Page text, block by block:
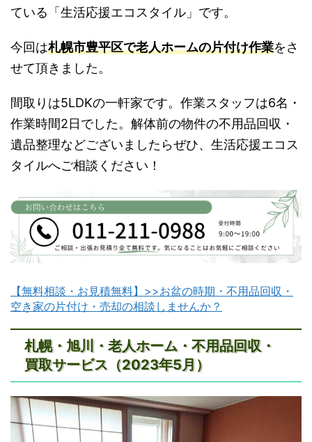
ている「生活応援エコスタイル」です。
今回は札幌市豊平区で老人ホームの片付け作業をさ
せて頂きました。
間取りは5LDKの一軒家です。作業スタッフは6名・
作業時間2日でした。解体前の物件の不用品回収・
遺品整理などございましたらぜひ、生活応援エコス
タイルへご相談ください！
【無料相談・お見積無料】>>お盆の時期・不用品回収・
空き家の片付け・売却の相談しませんか？
札幌・旭川・老人ホーム・不用品回収・
買取サービス（2023年5月）